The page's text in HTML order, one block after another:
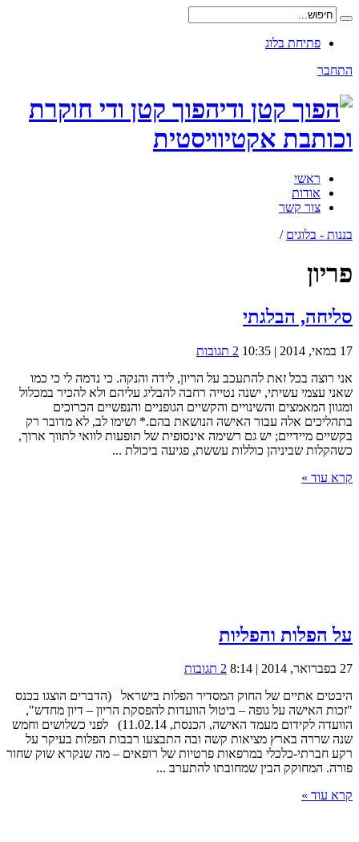
פתיחת בלוג
התחבר
הפוך קטן ודי חוקרת
וכותבת אקטיוויסטית
ראשי
אודות
צור קשר
בננות - בלוגים /
פריון
סליחה, הבלגתי
17 במאי, 2014 | 10:35
2 תגובות
אני רוצה בכל זאת להתעכב על הריון, לידה והנקה. כי נדמה לי כי כמו
שאני עצמי עשיתי, ישנה נטייה רחבה להבליג עליהם ולא להכיר במכלול
ומגוון המאמצים והשינויים והקשיים הגופניים והנפשיים הכרוכים
בתהליכים אלה עבור האישה הנושאת בהם.* ושימו לב, לא מדובר רק
בקשיים מיידיים; יש גם רשימה אינסופית של תופעות לוואי לתווך ארוך,
כשהקלות שביניהן כוללות עששת, פגיעה ביכולת ...
קרא עוד »
על הפלות והפליות
27 בפברואר, 2014 | 8:14
2 תגובות
היבטים אתיים של החוק המסדיר הפלות בישראל (הדברים הוצגו בכנס
"זכות האישה על גופה – ביטול הוועדות להפסקת הריון – דיון מחדש",
הוועדה לקידום מעמד האישה, הכנסת, 11.02.14) לפני כשלושים וחמש
שנה שררה בארץ מציאות קשה ובה התבצעו רבבות הפלות בעיקר על
רקע חברתי-כלכלי במרפאות פרטיות של רופאים – מה שנקרא שוק שחור
פורה. המחוקק הבין שמחובתו להתערב ...
קרא עוד »